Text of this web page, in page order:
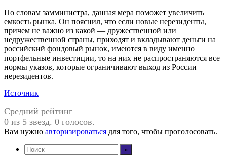
По словам замминистра, данная мера поможет увеличить
емкость рынка. Он пояснил, что если новые нерезиденты,
причем не важно из какой — дружественной или
недружественной страны, приходят и вкладывают деньги на
российский фондовый рынок, имеются в виду именно
портфельные инвестиции, то на них не распространяются все
нормы указов, которые ограничивают выход из России
нерезидентов.
Источник
Средний рейтинг
0 из 5 звезд. 0 голосов.
Вам нужно авторизироваться для того, чтобы проголосовать.